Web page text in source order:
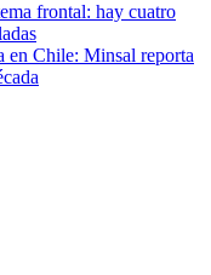
frontal: hay cuatro
en Chile: Minsal reporta